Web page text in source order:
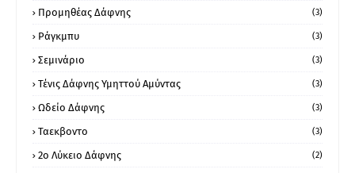
Προμηθέας Δάφνης (3)
Ράγκμπυ (3)
Σεμινάριο (3)
Τένις Δάφνης Υμηττού Αμύντας (3)
Ωδείο Δάφνης (3)
Ταεκβοντο (3)
2ο Λύκειο Δάφνης (2)